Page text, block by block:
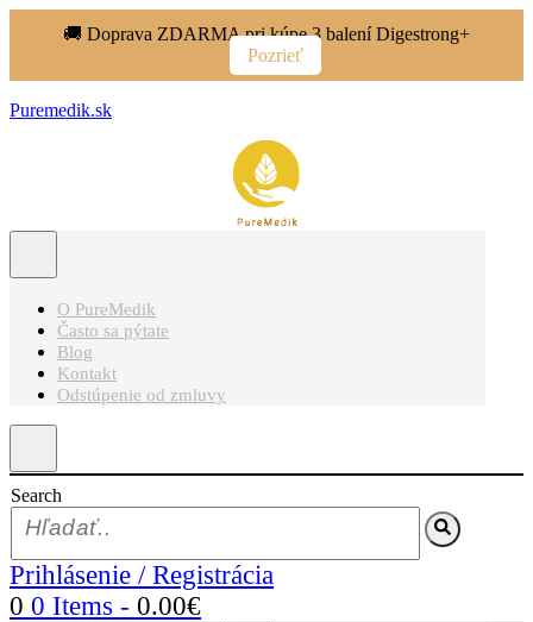
🚚 Doprava ZDARMA pri kúpe 3 balení Digestrong+
Pozrieť
Puremedik.sk
O PureMedik
Často sa pýtate
Blog
Kontakt
Odstúpenie od zmluvy
Search
Prihlásenie / Registrácia
0 0 Items - 0.00€